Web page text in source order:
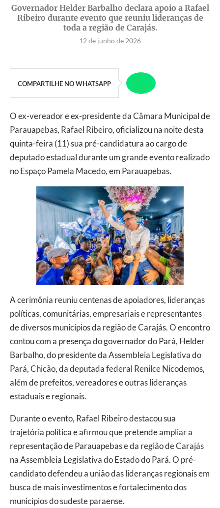
Governador Helder Barbalho declara apoio a Rafael
Ribeiro durante evento que reuniu lideranças de
toda a região de Carajás.
12 de junho de 2026
COMPARTILHE NO WHATSAPP
O ex-vereador e ex-presidente da Câmara Municipal de
Parauapebas, Rafael Ribeiro, oficializou na noite desta
quinta-feira (11) sua pré-candidatura ao cargo de
deputado estadual durante um grande evento realizado
no Espaço Pamela Macedo, em Parauapebas.
A cerimônia reuniu centenas de apoiadores, lideranças
políticas, comunitárias, empresariais e representantes
de diversos municípios da região de Carajás. O encontro
contou com a presença do governador do Pará, Helder
Barbalho, do presidente da Assembleia Legislativa do
Pará, Chicão, da deputada federal Renilce Nicodemos,
além de prefeitos, vereadores e outras lideranças
estaduais e regionais.
Durante o evento, Rafael Ribeiro destacou sua
trajetória política e afirmou que pretende ampliar a
representação de Parauapebas e da região de Carajás
na Assembleia Legislativa do Estado do Pará. O pré-
candidato defendeu a união das lideranças regionais em
busca de mais investimentos e fortalecimento dos
municípios do sudeste paraense.